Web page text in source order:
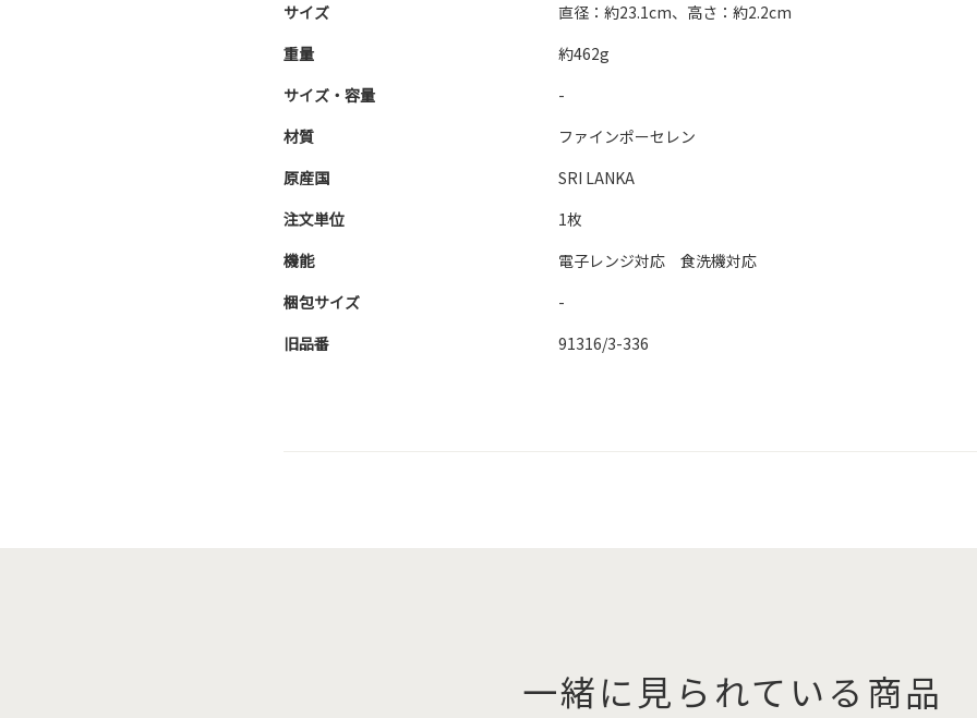
サイズ
直径：約23.1cm、高さ：約2.2cm
重量
約462g
サイズ・容量
-
材質
ファインポーセレン
原産国
SRI LANKA
注文単位
1枚
機能
電子レンジ対応 食洗機対応
梱包サイズ
-
旧品番
91316/3-336
一緒に見られている商品